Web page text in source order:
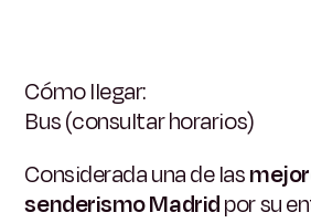
Cómo llegar:
Bus (consultar horarios)
Considerada una de las
senderismo Madridpor su